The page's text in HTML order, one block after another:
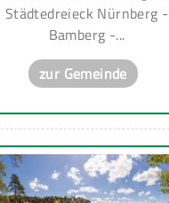
Städtedreieck Nürnberg -
Bamberg -...
zur Gemeinde